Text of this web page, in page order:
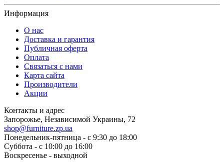
Информация
О нас
Доставка и гарантия
Публичная оферта
Оплата
Связаться с нами
Карта сайта
Производители
Акции
Контакты и адрес
Запорожье, Независимой Украины, 72
shop@furniture.zp.ua
Понедельник-пятница - с 9:30 до 18:00
Суббота - с 10:00 до 16:00
Воскресенье - выходной